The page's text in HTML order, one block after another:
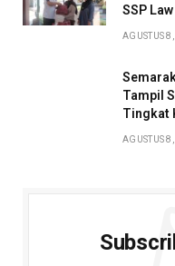
SSP
AGUSTUS
Tampil
Tingkat
AGUSTUS